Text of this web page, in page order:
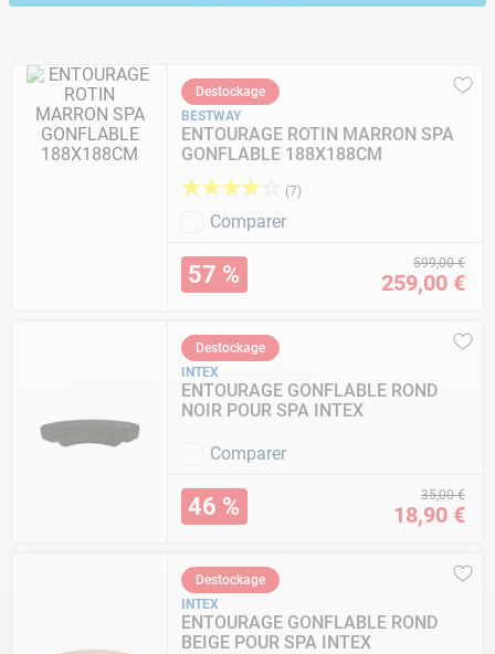
Destockage
BESTWAY
ENTOURAGE ROTIN MARRON SPA
GONFLABLE 188X188CM
★★★★ (7)
Comparer
599,00 €
259,00 €
57 %
Destockage
INTEX
ENTOURAGE GONFLABLE ROND
NOIR POUR SPA INTEX
Comparer
35,00 €
18,90 €
46 %
Destockage
INTEX
ENTOURAGE GONFLABLE ROND
BEIGE POUR SPA INTEX